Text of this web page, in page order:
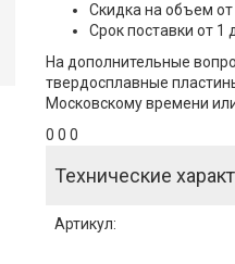
Скидка на объем от
Срок поставки от 1
На дополнительные
твердосплавные
Московскому времени
0 0 0
Технические
Артикул: